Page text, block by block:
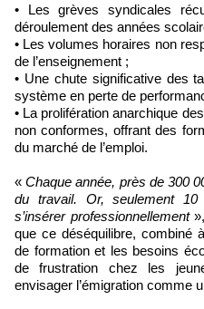
• Les grèves syndicales
déroulement des années
• Les volumes horaires non
de l’enseignement ;
• Une chute significative des
système en perte de
• La prolifération anarchique
non conformes, offrant des
du marché de l’emploi.
«Chaque année, près de 300
du travail. Or, seulement
s’insérer professionnellement»,
que ce déséquilibre, combiné
de formation et les besoins
de frustration chez les
envisager l’émigration comme